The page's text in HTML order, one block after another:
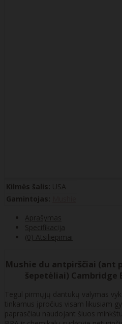
Kilmės šalis: USA
Gamintojas:
Aprašymas
Specifikacija
(0) Atsiliepimai
Mushie du antpirščiai (ant
šepetėliai) Cambridge
Tegul pirmųjų dantukų valymas
tinkamus įpročius visam likusiam
paprasčiau naudojant šiuos